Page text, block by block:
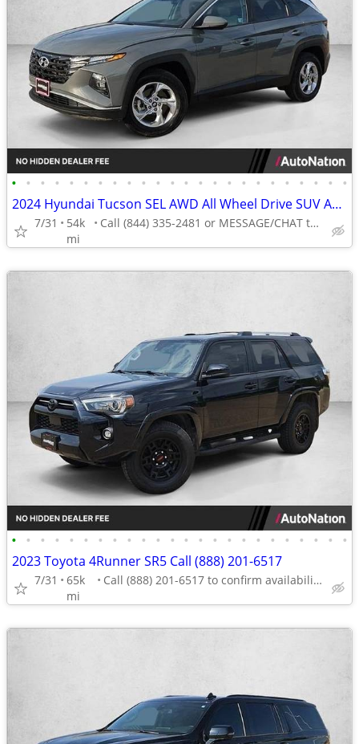
• • • • • • • • • • • • • • • • • • • • • • • •
2024 Hyundai Tucson SEL AWD All Wheel Drive SUV AUTONATION
7/31
54k
mi
Call (844) 335-2481 or MESSAGE/CHAT to confirm availability
• • • • • • • • • • • • • • • • • • • • • • • •
2023 Toyota 4Runner SR5 Call (888) 201-6517
7/31
65k
mi
Call (888) 201-6517 to confirm availability - May 14th